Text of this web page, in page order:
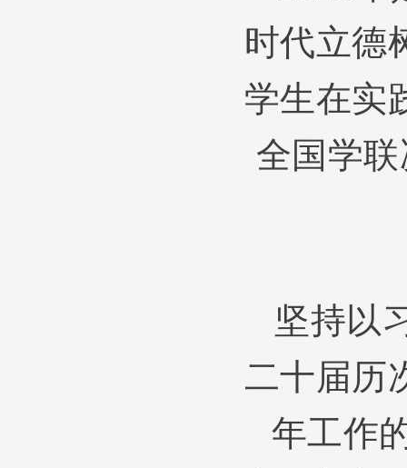
时代立德
学生在实
全国学
坚持以
二十届历
年工作